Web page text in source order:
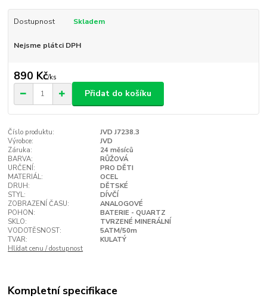
Dostupnost Skladem
Nejsme plátci DPH
890 Kč/ks
Přidat do košíku
Číslo produktu:
JVD J7238.3
Výrobce:
JVD
Záruka:
24 měsíců
BARVA:
RŮŽOVÁ
URČENÍ:
PRO DĚTI
MATERIÁL:
OCEL
DRUH:
DĚTSKÉ
STYL:
DÍVČÍ
ZOBRAZENÍ ČASU:
ANALOGOVÉ
POHON:
BATERIE - QUARTZ
SKLO:
TVRZENÉ MINERÁLNÍ
VODOTĚSNOST:
5ATM/50m
TVAR:
KULATÝ
Hlídat cenu / dostupnost
Kompletní specifikace